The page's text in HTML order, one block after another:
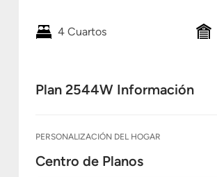
4 Cuartos
Plan 2544W Información
PERSONALIZACIÓN DEL HOGAR
Centro de Planos